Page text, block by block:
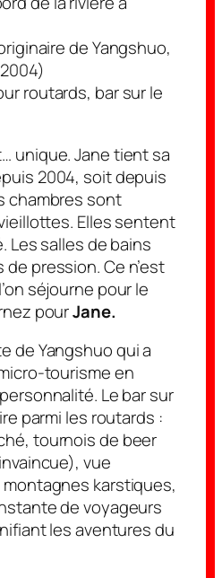
de Yangshuo,
routards, bar sur le
unique. Jane tient sa
2004, soit depuis
chambres sont
Elles sentent
Les salles de bains
pression. Ce n’est
séjourne pour le
pourJane.
de Yangshuo qui a
tourisme en
Le bar sur
parmi les routards :
tournois de beer
vue
karstiques,
de voyageurs
les aventures du